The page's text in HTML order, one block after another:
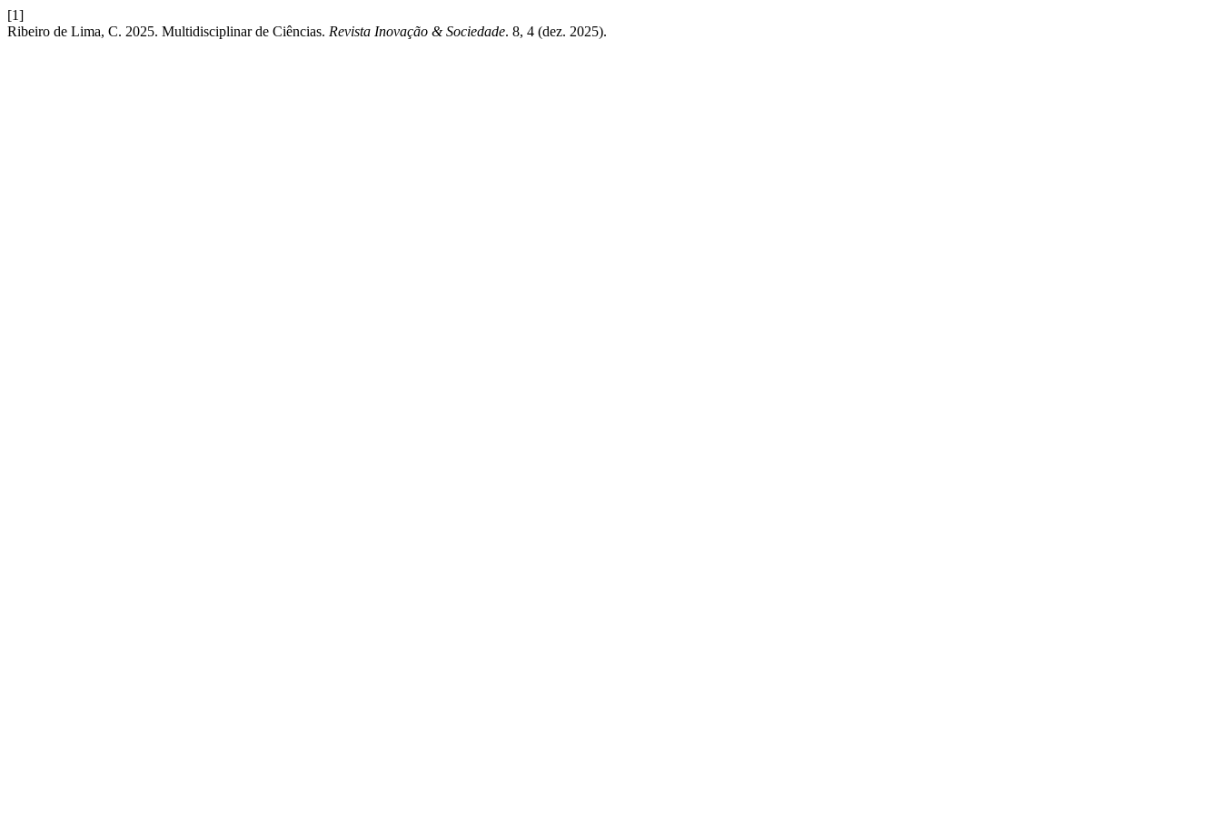
[1]
Ribeiro de Lima, C. 2025. Multidisciplinar de Ciências. Revista Inovação & Sociedade. 8, 4 (dez. 2025).